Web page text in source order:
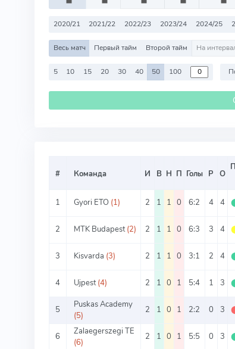
2020/21 2021/22 2022/23 2023/24 2024/25
Весь матч Первый тайм Второй тайм
5 10 15 20 30 40 50 100
# Команда И В Н П Голы Р О
1 Gyori ETO (1) 2 1 1 0 6:2 4 4
2
MTK Budapest (2) 2 1 1 0 6:3 3 4
3
Kisvarda (3) 2 1 1 0 3:1 2 4
4
Ujpest (4) 2 1 0 1 5:4 1 3
5
Puskas Academy
(5)
2 1 0 1 2:2 0 3
6
Zalaegerszegi TE
(6)
2 1 0 1 5:5 0 3